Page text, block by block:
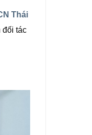
Thái
đối tác